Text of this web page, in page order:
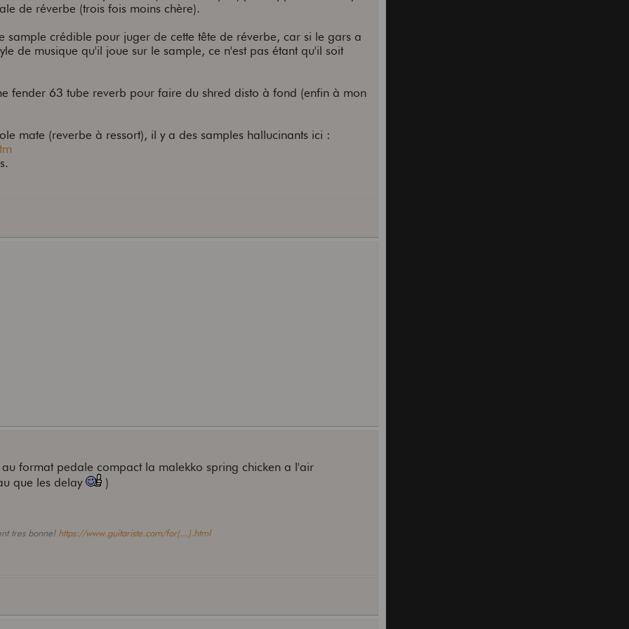
de réverbe (trois fois moins chère).
sample crédible pour juger de cette tête de réverbe, car si le gars a
de musique qu'il joue sur le sample, ce n'est pas étant qu'il soit
fender 63 tube reverb pour faire du shred disto à fond (enfin à mon
mate (reverbe à ressort), il y a des samples hallucinants ici :
format pedale compact la malekko spring chicken a l'air
que les delay
)
tres bonne! https://www.guitariste.com/for(...).html